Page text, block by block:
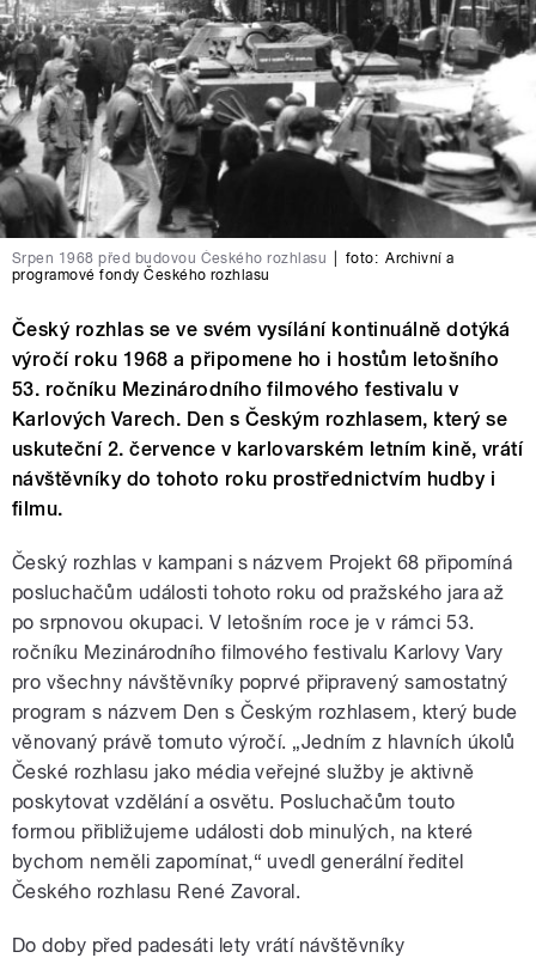
Srpen 1968 před budovou Českého rozhlasu foto: Archivní a
programové fondy Českého rozhlasu
Český rozhlas se ve svém vysílání kontinuálně dotýká
výročí roku 1968 a připomene ho i hostům letošního
53. ročníku Mezinárodního filmového festivalu v
Karlových Varech. Den s Českým rozhlasem, který se
uskuteční 2. července v karlovarském letním kině, vrátí
návštěvníky do tohoto roku prostřednictvím hudby i
filmu.
Český rozhlas v kampani s názvem Projekt 68 připomíná
posluchačům události tohoto roku od pražského jara až
po srpnovou okupaci. V letošním roce je v rámci 53.
ročníku Mezinárodního filmového festivalu Karlovy Vary
pro všechny návštěvníky poprvé připravený samostatný
program s názvem Den s Českým rozhlasem, který bude
věnovaný právě tomuto výročí. „Jedním z hlavních úkolů
České rozhlasu jako média veřejné služby je aktivně
poskytovat vzdělání a osvětu. Posluchačům touto
formou přibližujeme události dob minulých, na které
bychom neměli zapomínat,“ uvedl generální ředitel
Českého rozhlasu René Zavoral.
Do doby před padesáti lety vrátí návštěvníky